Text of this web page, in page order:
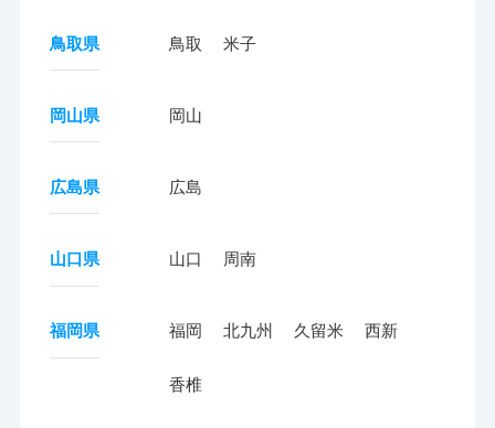
鳥取県 鳥取 米子
岡山県 岡山
広島県 広島
山口県 山口 周南
福岡県 福岡 北九州 久留米 西新
香椎